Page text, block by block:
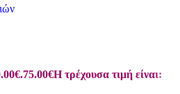
75.00€Η τρέχουσα τιμή είναι: